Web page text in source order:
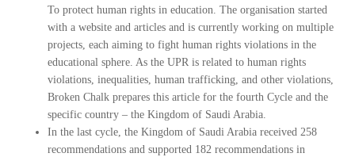
To protect human rights in education. The organisation started
with a website and articles and is currently working on multiple
projects, each aiming to fight human rights violations in the
educational sphere. As the UPR is related to human rights
violations, inequalities, human trafficking, and other violations,
Broken Chalk prepares this article for the fourth Cycle and the
specific country – the Kingdom of Saudi Arabia.
In the last cycle, the Kingdom of Saudi Arabia received 258
recommendations and supported 182 recommendations in